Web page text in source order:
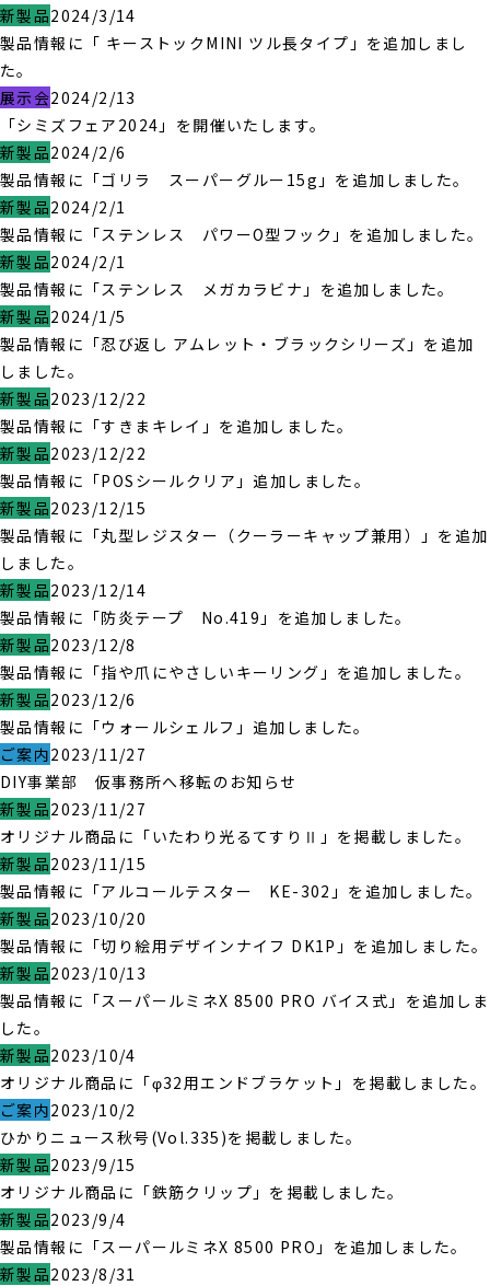
新製品2024/3/14
製品情報に「 キーストックMINI ツル長タイプ」を追加しまし
た。
展示会2024/2/13
「シミズフェア2024」を開催いたします。
新製品2024/2/6
製品情報に「ゴリラ スーパーグルー15g」を追加しました。
新製品2024/2/1
製品情報に「ステンレス パワーO型フック」を追加しました。
新製品2024/2/1
製品情報に「ステンレス メガカラビナ」を追加しました。
新製品2024/1/5
製品情報に「忍び返し アムレット・ブラックシリーズ」を追加
しました。
新製品2023/12/22
製品情報に「すきまキレイ」を追加しました。
新製品2023/12/22
製品情報に「POSシールクリア」追加しました。
新製品2023/12/15
製品情報に「丸型レジスター（クーラーキャップ兼用）」を追加
しました。
新製品2023/12/14
製品情報に「防炎テープ No.419」を追加しました。
新製品2023/12/8
製品情報に「指や爪にやさしいキーリング」を追加しました。
新製品2023/12/6
製品情報に「ウォールシェルフ」追加しました。
ご案内2023/11/27
DIY事業部 仮事務所へ移転のお知らせ
新製品2023/11/27
オリジナル商品に「いたわり光るてすりⅡ」を掲載しました。
新製品2023/11/15
製品情報に「アルコールテスター KE-302」を追加しました。
新製品2023/10/20
製品情報に「切り絵用デザインナイフ DK1P」を追加しました。
新製品2023/10/13
製品情報に「スーパールミネX 8500 PRO バイス式」を追加しま
した。
新製品2023/10/4
オリジナル商品に「φ32用エンドブラケット」を掲載しました。
ご案内2023/10/2
ひかりニュース秋号(Vol.335)を掲載しました。
新製品2023/9/15
オリジナル商品に「鉄筋クリップ」を掲載しました。
新製品2023/9/4
製品情報に「スーパールミネX 8500 PRO」を追加しました。
新製品2023/8/31